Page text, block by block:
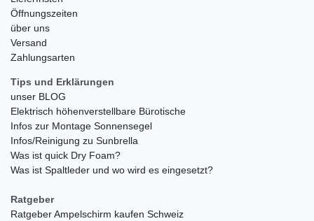
Öffnungszeiten
über uns
Versand
Zahlungsarten
Tips und Erklärungen
unser BLOG
Elektrisch höhenverstellbare Bürotische
Infos zur Montage Sonnensegel
Infos/Reinigung zu Sunbrella
Was ist quick Dry Foam?
Was ist Spaltleder und wo wird es eingesetzt?
Ratgeber
Ratgeber Ampelschirm kaufen Schweiz